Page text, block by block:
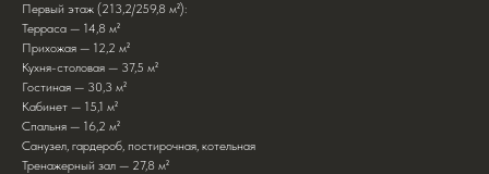
Первый этаж (213,2/259,8 м²):
Терраса — 14,8 м²
Прихожая — 12,2 м²
Кухня-столовая — 37,5 м²
Гостиная — 30,3 м²
Кабинет — 15,1 м²
Спальня — 16,2 м²
Санузел, гардероб, постирочная, котельная
Тренажерный зал — 27,8 м²